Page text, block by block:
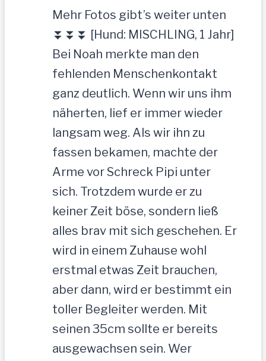
Mehr Fotos gibt’s weiter unten
⏬⏬⏬ [Hund: MISCHLING, 1 Jahr]
Bei Noah merkte man den
fehlenden Menschenkontakt
ganz deutlich. Wenn wir uns ihm
näherten, lief er immer wieder
langsam weg. Als wir ihn zu
fassen bekamen, machte der
Arme vor Schreck Pipi unter
sich. Trotzdem wurde er zu
keiner Zeit böse, sondern ließ
alles brav mit sich geschehen. Er
wird in einem Zuhause wohl
erstmal etwas Zeit brauchen,
aber dann, wird er bestimmt ein
toller Begleiter werden. Mit
seinen 35cm sollte er bereits
ausgewachsen sein. Wer